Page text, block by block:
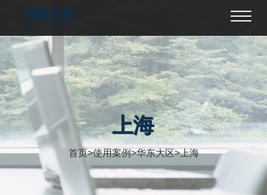
上海
首页>使用案例>华东大区>上海